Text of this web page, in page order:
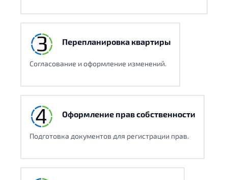
Перепланировка квартиры
Согласование и оформление изменений.
Оформление прав собственности
Подготовка документов для регистрации прав.